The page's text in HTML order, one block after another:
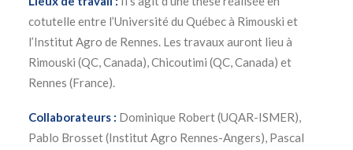
cotutelle entre l’Université du Québec à Rimouski et
l’Institut Agro de Rennes. Les travaux auront lieu à
Rimouski (QC, Canada), Chicoutimi (QC, Canada) et
Rennes (France).
Collaborateurs : Dominique Robert (UQAR-ISMER),
Pablo Brosset (Institut Agro Rennes-Angers), Pascal